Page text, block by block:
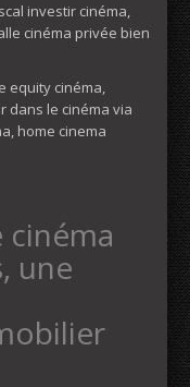
investir cinéma,
cinéma privée bien
equity cinéma,
dans le cinéma via
home cinema
cinéma
une